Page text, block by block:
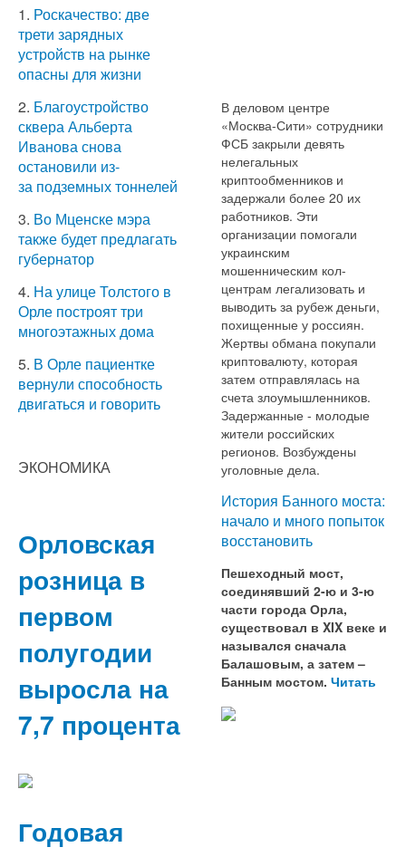
1. Роскачество: две
трети зарядных
устройств на рынке
опасны для жизни
2. Благоустройство
сквера Альберта
Иванова снова
остановили из-
за подземных тоннелей
3. Во Мценске мэра
также будет предлагать
губернатор
4. На улице Толстого в
Орле построят три
многоэтажных дома
5. В Орле пациентке
вернули способность
двигаться и говорить
ЭКОНОМИКА
Орловская
розница в
первом
полугодии
выросла на
7,7 процента
Годовая
В деловом центре
«Москва-Сити» сотрудники
ФСБ закрыли девять
нелегальных
криптообменников и
задержали более 20 их
работников. Эти
организации помогали
украинским
мошенническим кол-
центрам легализовать и
выводить за рубеж деньги,
похищенные у россиян.
Жертвы обмана покупали
криптовалюту, которая
затем отправлялась на
счета злоумышленников.
Задержанные - молодые
жители российских
регионов. Возбуждены
уголовные дела.
История Банного моста:
начало и много попыток
восстановить
Пешеходный мост,
соединявший 2-ю и 3-ю
части города Орла,
существовал в XIX веке и
назывался сначала
Балашовым, а затем –
Банным мостом. Читать